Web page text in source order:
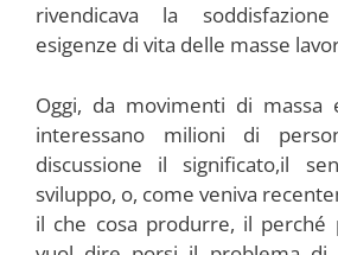
rivendicava la
esigenze di vita delle masse
Oggi, da movimenti di massa
interessano milioni di
discussione il significato,il
sviluppo, o, come veniva
il che cosa produrre, il perché